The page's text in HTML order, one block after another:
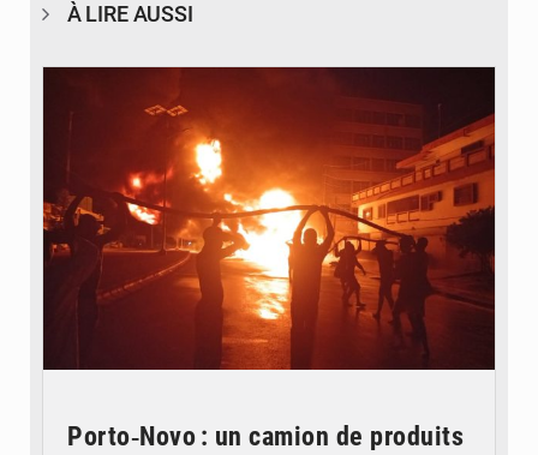
À LIRE AUSSI
Porto‑Novo : un camion de produits